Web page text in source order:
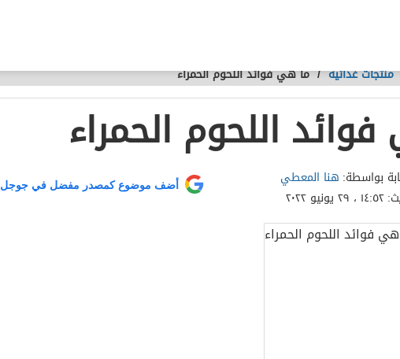
منتجات غذائية /ما هي فوائد اللحوم الحمراء
اللحوم الحمراء
بواسطة: هنا المعطي
١٤:٥٢ ، ٢٩ يونيو ٢٠٢٢
أضف موضوع كمصدر مفضل في جوجل